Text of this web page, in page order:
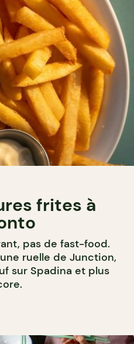
frites à
pas de fast-food.
ruelle de Junction,
sur Spadina et plus